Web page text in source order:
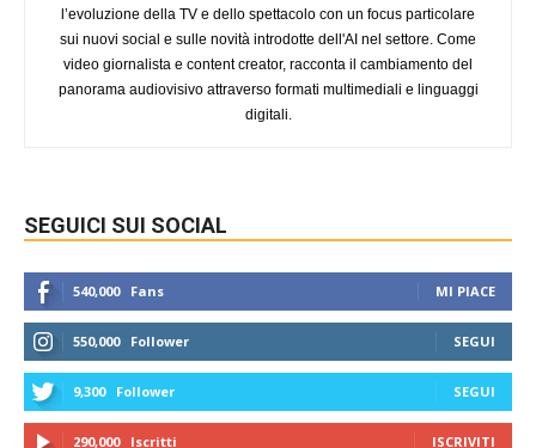
l’evoluzione della TV e dello spettacolo con un focus particolare
sui nuovi social e sulle novità introdotte dell'AI nel settore. Come
video giornalista e content creator, racconta il cambiamento del
panorama audiovisivo attraverso formati multimediali e linguaggi
digitali.
SEGUICI SUI SOCIAL
540,000 Fans MI PIACE
550,000 Follower SEGUI
9,300 Follower SEGUI
290,000 Iscritti ISCRIVITI